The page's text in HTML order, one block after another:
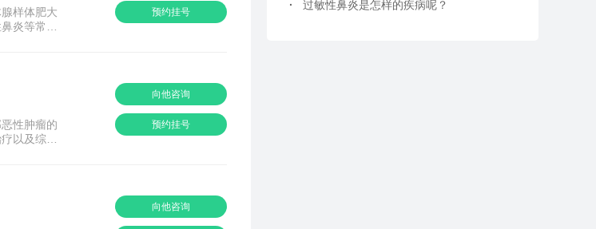
样体肥大
炎等常见
预约挂号
性肿瘤的
以及综合
向他咨询
预约挂号
向他咨询
· 过敏性鼻炎是怎样的疾病呢？